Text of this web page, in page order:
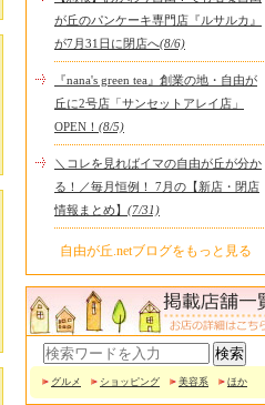
tomoru
土曜日限定ランチセット(12:00〜15:00)は
じまりました！※数量限定その日のおす
cheese & booze ost
【 平日限定ランチメニュー 】 ワンプレー
トランチ登場！！パスタやリゾットにも
色々付くようにな..
京都九条ねぎ焼き専門店 ねぎ家 -時代
家 旬-
【ランチ限定】鉄板炙りホルモン丼🔥本
顧問契約 】 冷え性改善協会は、小規模の
エステサロン、リ..
が丘のパンケーキ専門店『ルサルカ』
が7月31日に閉店へ(8/6)
『nana's green tea』創業の地・自由が
丘に2号店「サンセットアレイ店」
OPEN！ (8/5)
＼コレを見ればイマの自由が丘が分か
る！／毎月恒例！ 7月の【新店・閉店
情報まとめ】 (7/31)
自由が丘.netブログをもっと見る
グルメ ショッピング 美容系 ほか